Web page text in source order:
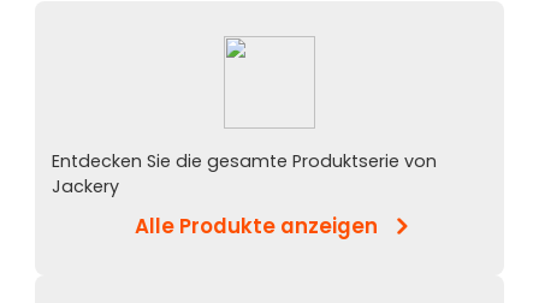
Entdecken Sie die gesamte Produktserie von
Jackery
Alle Produkte anzeigen